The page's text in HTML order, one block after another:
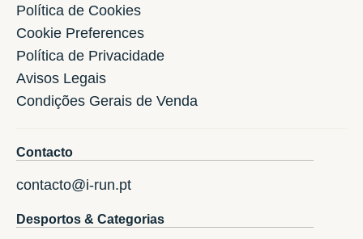
Política de Cookies
Cookie Preferences
Política de Privacidade
Avisos Legais
Condições Gerais de Venda
Contacto
contacto@i-run.pt
Desportos & Categorias